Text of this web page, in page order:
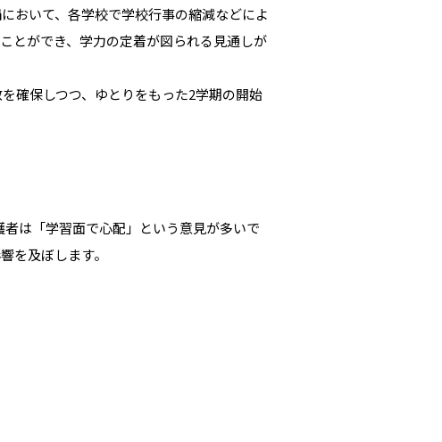
おいて、各学校で学校行事の縮減などによ
とができ、学力の定着が図られる見通しが
確保しつつ、ゆとりをもった2学期の開始
は「学習面で心配」という意見が多いで
を及ぼします。